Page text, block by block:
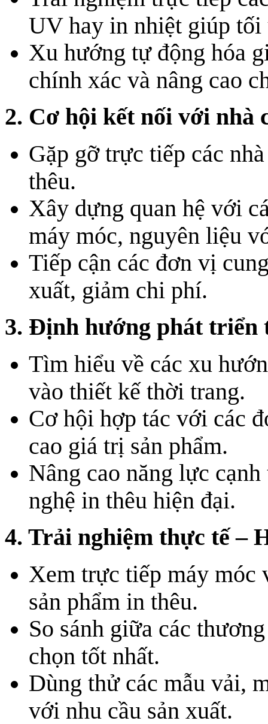
UV hay in nhiệt giúp tối
Xu hướng tự động hóa
chính xác và nâng cao
2. Cơ hội kết nối với nhà
Gặp gỡ trực tiếp các
thêu.
Xây dựng quan hệ với
máy móc, nguyên liệu
Tiếp cận các đơn vị
xuất, giảm chi phí.
3. Định hướng phát triển
Tìm hiểu về các xu
vào thiết kế thời trang.
Cơ hội hợp tác với các
cao giá trị sản phẩm.
Nâng cao năng lực
nghệ in thêu hiện đại.
4. Trải nghiệm thực tế –
Xem trực tiếp máy móc
sản phẩm in thêu.
So sánh giữa các
chọn tốt nhất.
Dùng thử các mẫu vải,
với nhu cầu sản xuất.